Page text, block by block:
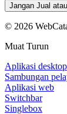
Jangan Jual
© 2026
Muat Turun
Aplikasi desktop
Sambungan
Aplikasi web
Switchbar
Singlebox